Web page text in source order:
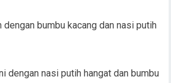
dengan bumbu kacang dan nasi putih
dengan nasi putih hangat dan bumbu